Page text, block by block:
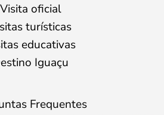
Visita oficial
turísticas
educativas
Iguaçu
Frequentes